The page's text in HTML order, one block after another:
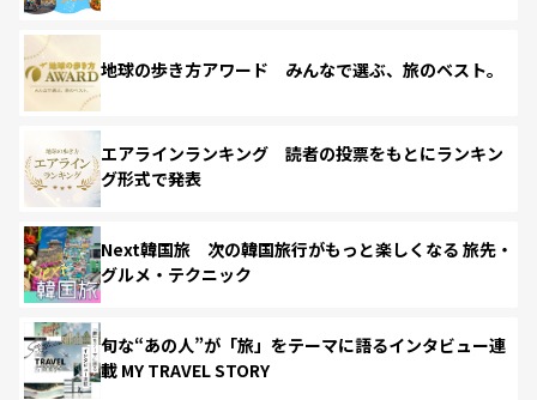
地球の歩き方アワード みんなで選ぶ、旅のベスト。
エアラインランキング 読者の投票をもとにランキン
グ形式で発表
Next韓国旅 次の韓国旅行がもっと楽しくなる 旅先・
グルメ・テクニック
旬な“あの人”が「旅」をテーマに語るインタビュー連
載 MY TRAVEL STORY